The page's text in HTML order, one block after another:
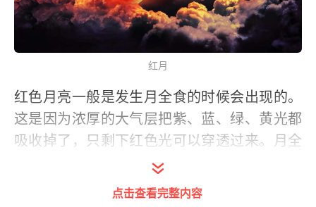
红月
红色月亮一般是发生月全食的时候会出现的。
这是因为浓厚的大气层把紫、蓝、绿、黄光都
吸收掉了，只剩下红色光可以穿透过来。月全
食时的红月亮也是同样的道理，大气层将红色
光折射到月球表面上，所以我们仍然能看到在
点击查看完整内容